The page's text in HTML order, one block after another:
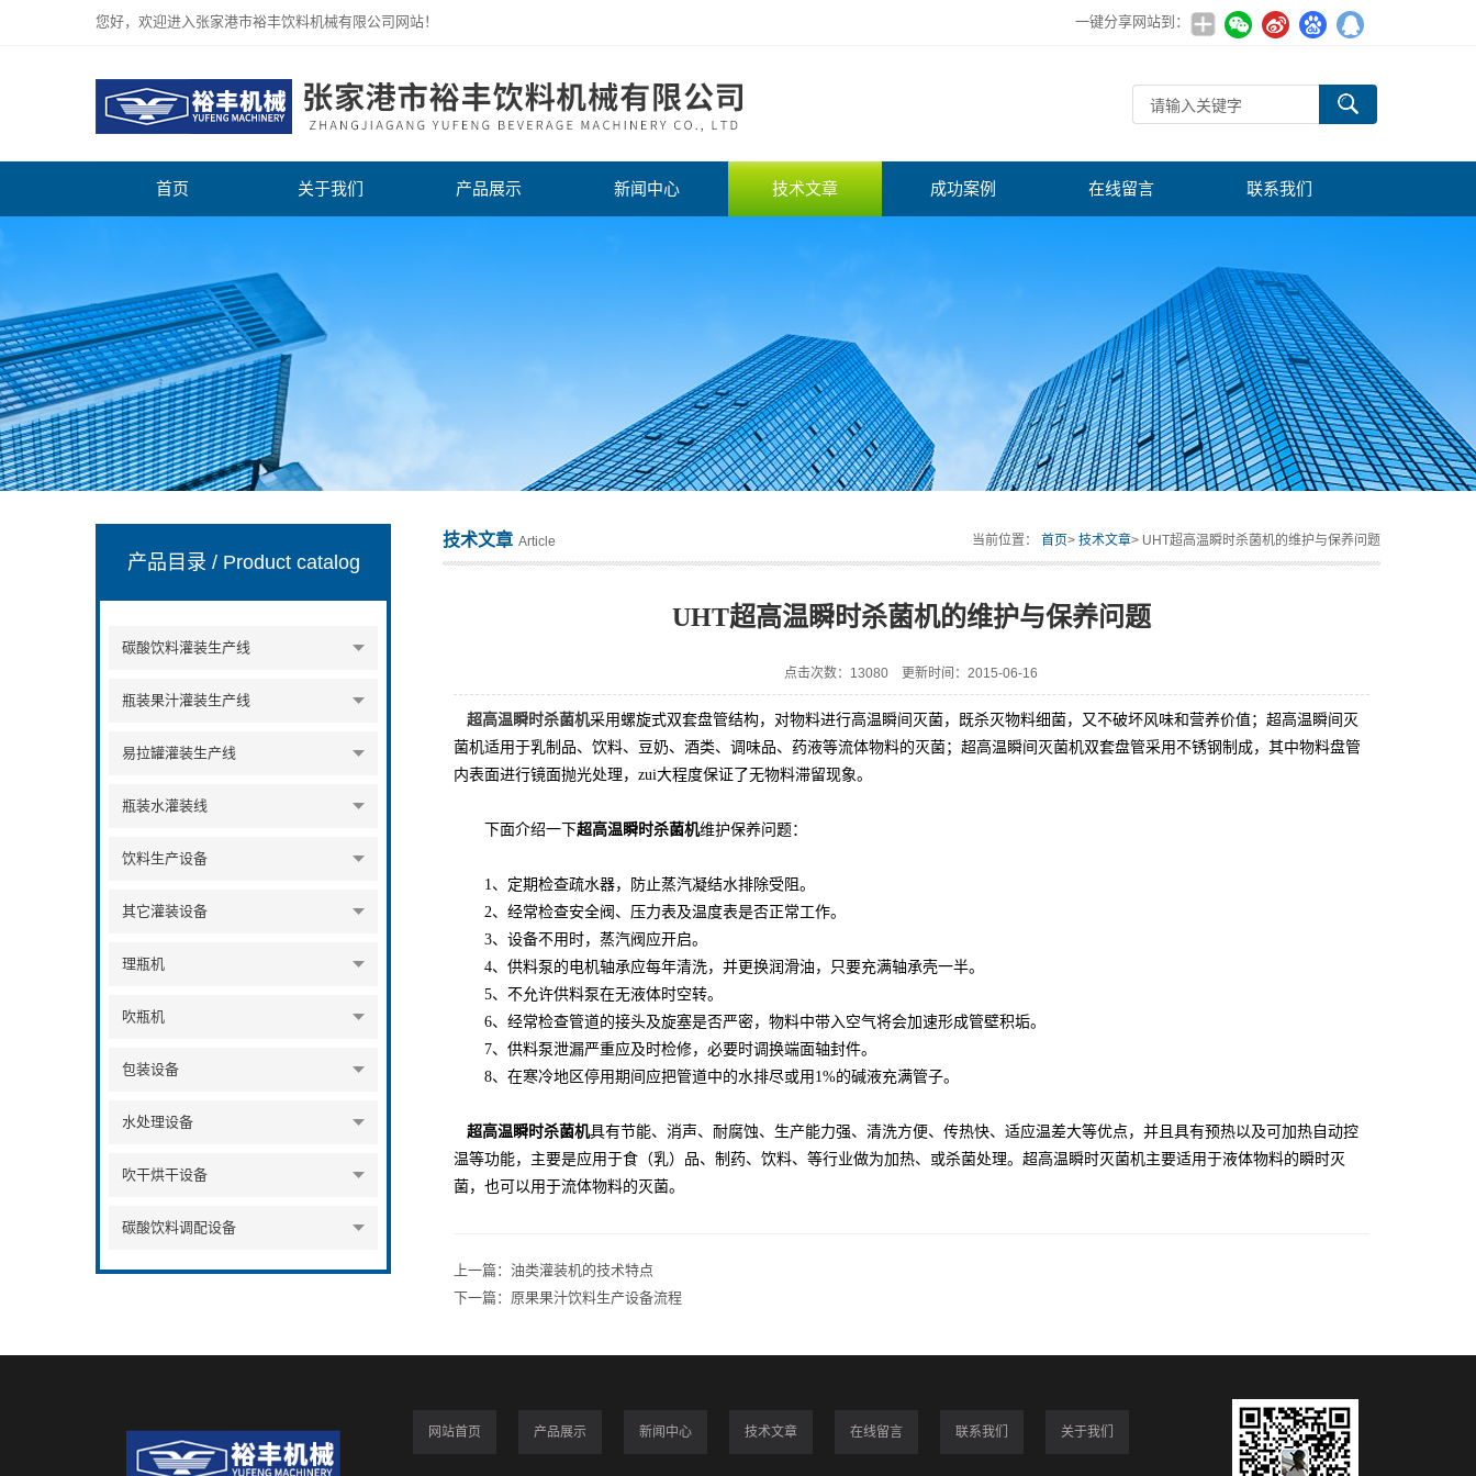
您好，欢迎进入张家港市裕丰饮料机械有限公司网站！ 一键分享网站到：
首页 关于我们 产品展示 新闻中心 技术文章 成功案例 在线留言 联系我们
产品目录 / Product catalog
碳酸饮料灌装生产线
瓶装果汁灌装生产线
易拉罐灌装生产线
瓶装水灌装线
饮料生产设备
其它灌装设备
理瓶机
吹瓶机
包装设备
水处理设备
吹干烘干设备
碳酸饮料调配设备
技术文章 Article 当前位置： 首页> 技术文章> UHT超高温瞬时杀菌机的维护与保养问题
UHT超高温瞬时杀菌机的维护与保养问题
点击次数：13080 更新时间：2015-06-16
超高温瞬时杀菌机采用螺旋式双套盘管结构，对物料进行高温瞬间灭菌，既杀灭物料细菌，又不破坏风味和营养价值；超高温瞬间灭
菌机适用于乳制品、饮料、豆奶、酒类、调味品、药液等流体物料的灭菌；超高温瞬间灭菌机双套盘管采用不锈钢制成，其中物料盘管
内表面进行镜面抛光处理，zui大程度保证了无物料滞留现象。
下面介绍一下超高温瞬时杀菌机维护保养问题：
1、定期检查疏水器，防止蒸汽凝结水排除受阻。
2、经常检查安全阀、压力表及温度表是否正常工作。
3、设备不用时，蒸汽阀应开启。
4、供料泵的电机轴承应每年清洗，并更换润滑油，只要充满轴承壳一半。
5、不允许供料泵在无液体时空转。
6、经常检查管道的接头及旋塞是否严密，物料中带入空气将会加速形成管壁积垢。
7、供料泵泄漏严重应及时检修，必要时调换端面轴封件。
8、在寒冷地区停用期间应把管道中的水排尽或用1%的碱液充满管子。
超高温瞬时杀菌机具有节能、消声、耐腐蚀、生产能力强、清洗方便、传热快、适应温差大等优点，并且具有预热以及可加热自动控
温等功能，主要是应用于食（乳）品、制药、饮料、等行业做为加热、或杀菌处理。超高温瞬时灭菌机主要适用于液体物料的瞬时灭
菌，也可以用于流体物料的灭菌。
上一篇： 油类灌装机的技术特点
下一篇： 原果果汁饮料生产设备流程
网站首页 产品展示 新闻中心 技术文章 在线留言 联系我们 关于我们